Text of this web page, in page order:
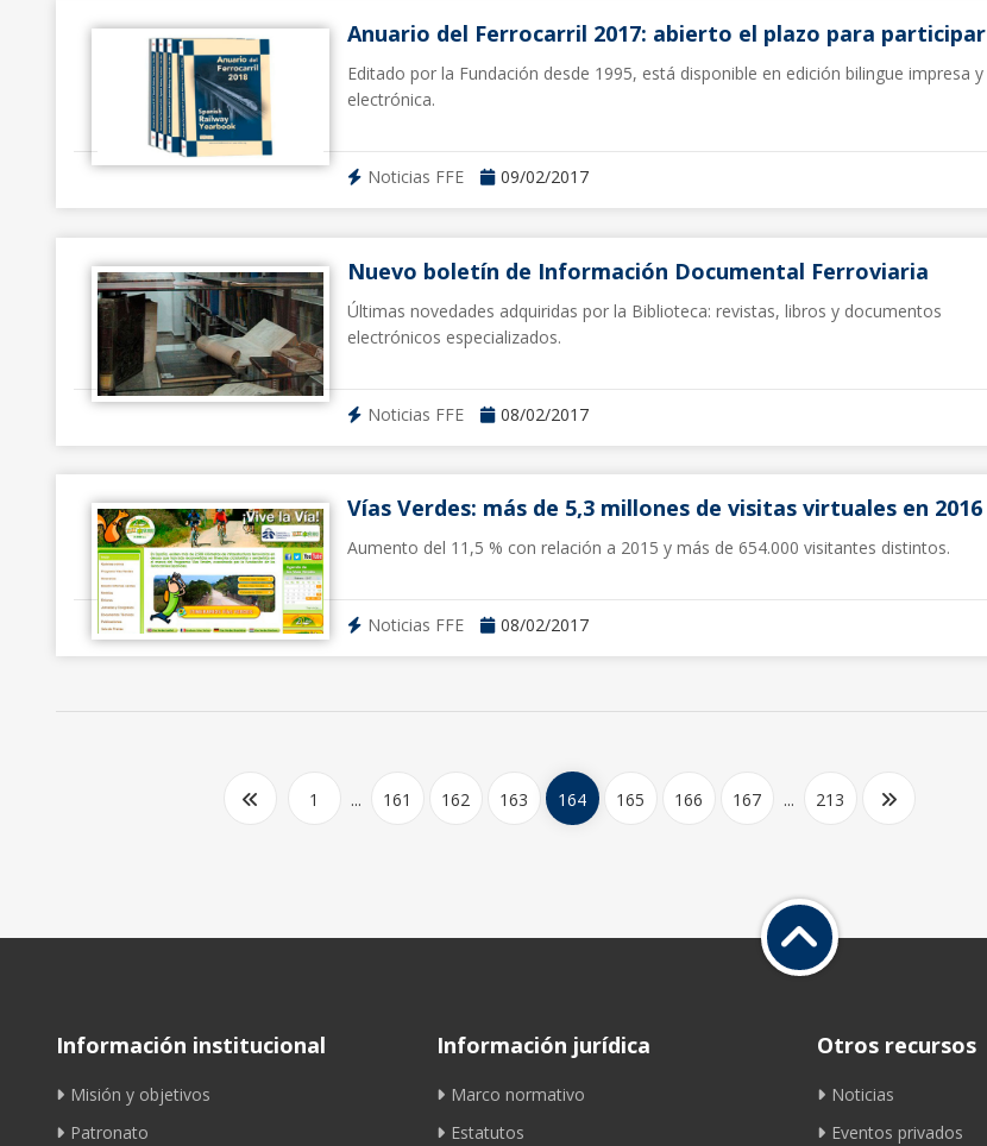
Anuario del Ferrocarril 2017: abierto el plazo para participar
Editado por la Fundación desde 1995, está disponible en edición bilingue impresa y
electrónica.
Noticias FFE 09/02/2017
Nuevo boletín de Información Documental Ferroviaria
Últimas novedades adquiridas por la Biblioteca: revistas, libros y documentos
electrónicos especializados.
Noticias FFE 08/02/2017
Vías Verdes: más de 5,3 millones de visitas virtuales en 2016
Aumento del 11,5 % con relación a 2015 y más de 654.000 visitantes distintos.
Noticias FFE 08/02/2017
1 ... 161 162 163 164 165 166 167 ... 213
Información institucional
Misión y objetivos
Patronato
Información jurídica
Marco normativo
Estatutos
Otros recursos
Noticias
Eventos privados